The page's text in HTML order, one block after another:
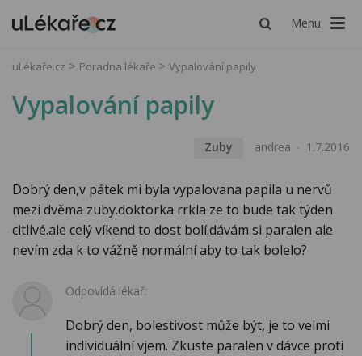
Menu
uLékaře.cz Poradna lékaře Vypalování papily
Vypalování papily
Zuby andrea 1.7.2016
Dobrý den,v pátek mi byla vypalovana papila u nervů
mezi dvěma zuby.doktorka rrkla ze to bude tak týden
citlivé.ale celý víkend to dost bolí.dávám si paralen ale
nevím zda k to vážně normální aby to tak bolelo?
Odpovídá lékař:
Dobrý den, bolestivost může být, je to velmi
individuální vjem. Zkuste paralen v dávce proti